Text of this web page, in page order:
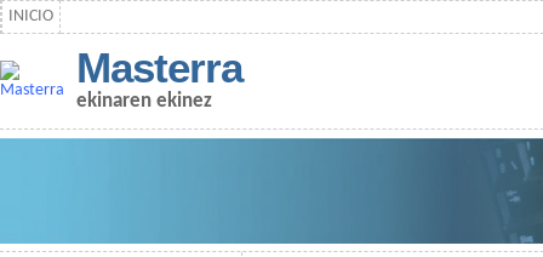
INICIO
Masterra
ekinaren ekinez